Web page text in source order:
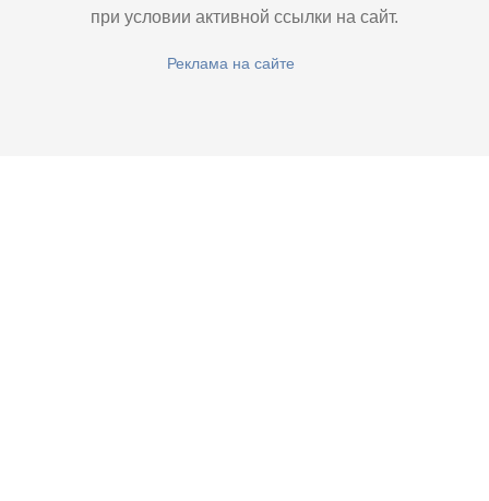
при условии активной ссылки на сайт.
Реклама на сайте